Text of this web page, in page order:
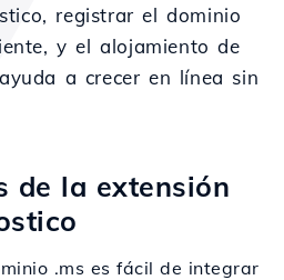
registrar el dominio
y el alojamiento de
a crecer en línea sin
de la extensión
.ms es fácil de integrar